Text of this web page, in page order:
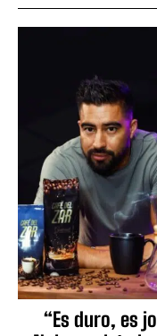
“Es duro, es